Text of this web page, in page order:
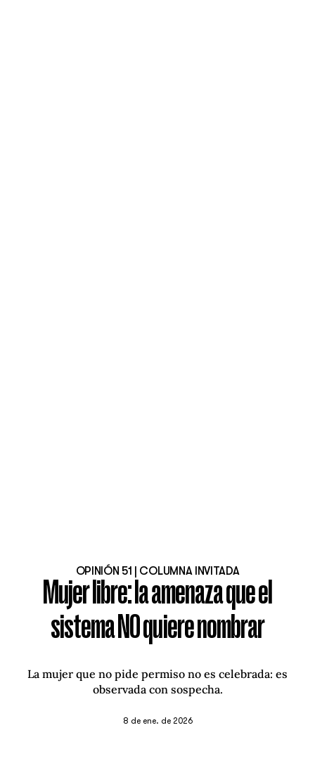
OPINIÓN 51 | COLUMNA INVITADA
Mujer libre: la amenaza que el
sistema NO quiere nombrar
La mujer que no pide permiso no es celebrada: es
observada con sospecha.
8 de ene. de 2026